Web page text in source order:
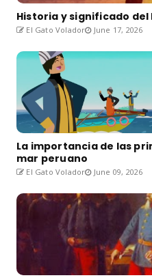
Historia y significado del
El Gato Volador June 17, 2026
La importancia de las
mar peruano
El Gato Volador June 09, 2026